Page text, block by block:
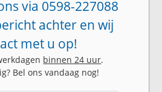
via 0598-227088
achter en wij
met u op!
binnen 24 uur.
Bel ons vandaag nog!